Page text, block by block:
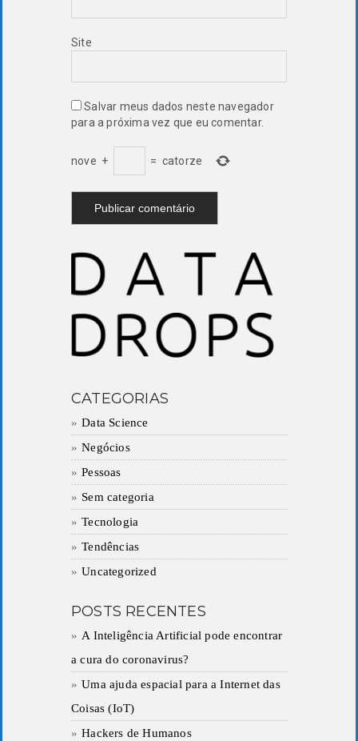
Site
Salvar meus dados neste navegador
para a próxima vez que eu comentar.
nove + = catorze
CATEGORIAS
Data Science
Negócios
Pessoas
Sem categoria
Tecnologia
Tendências
Uncategorized
POSTS RECENTES
A Inteligência Artificial pode encontrar
a cura do coronavirus?
Uma ajuda espacial para a Internet das
Coisas (IoT)
Hackers de Humanos